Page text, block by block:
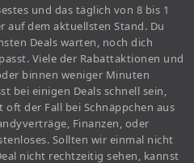
und das täglich von 8 bis 1
auf dem aktuellsten Stand. Du
Deals warten, noch dich
Viele der Rabattaktionen und
binnen weniger Minuten
bei einigen Deals schnell sein,
oft der Fall bei Schnäppchen aus
Finanzen, oder
Sollten wir einmal nicht
nicht rechtzeitig sehen, kannst